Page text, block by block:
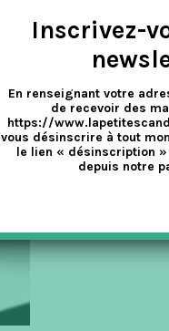
Inscrivez-
En renseignant votre
de recevoir des
https://
vous désinscrire à tout
le lien « désinscription
depuis notre